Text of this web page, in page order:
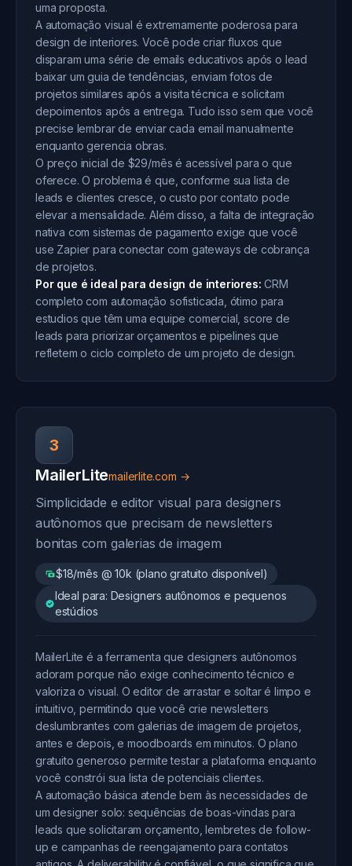
uma proposta.
A automação visual é extremamente poderosa para
design de interiores. Você pode criar fluxos que
disparam uma série de emails educativos após o lead
baixar um guia de tendências, enviam fotos de
projetos similares após a visita técnica e solicitam
depoimentos após a entrega. Tudo isso sem que você
precise lembrar de enviar cada email manualmente
enquanto gerencia obras.
O preço inicial de $29/mês é acessível para o que
oferece. O problema é que, conforme sua lista de
leads e clientes cresce, o custo por contato pode
elevar a mensalidade. Além disso, a falta de integração
nativa com sistemas de pagamento exige que você
use Zapier para conectar com gateways de cobrança
de projetos.
Por que é ideal para design de interiores: CRM
completo com automação sofisticada, ótimo para
estudios que têm uma equipe comercial, score de
leads para priorizar orçamentos e pipelines que
refletem o ciclo completo de um projeto de design.
3
MailerLitemailerlite.com →
Simplicidade e editor visual para designers
autônomos que precisam de newsletters
bonitas com galerias de imagem
$18/mês @ 10k (plano gratuito disponível)
Ideal para: Designers autônomos e pequenos
estúdios
MailerLite é a ferramenta que designers autônomos
adoram porque não exige conhecimento técnico e
valoriza o visual. O editor de arrastar e soltar é limpo e
intuitivo, permitindo que você crie newsletters
deslumbrantes com galerias de imagem de projetos,
antes e depois, e moodboards em minutos. O plano
gratuito generoso permite testar a plataforma enquanto
você constrói sua lista de potenciais clientes.
A automação básica atende bem às necessidades de
um designer solo: sequências de boas-vindas para
leads que solicitaram orçamento, lembretes de follow-
up e campanhas de reengajamento para contatos